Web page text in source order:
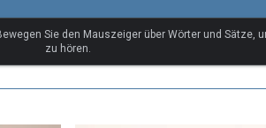
Sie den Mauszeiger über Wörter und Sätze,
zu hören.